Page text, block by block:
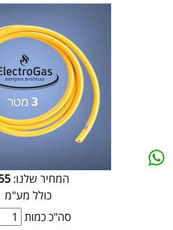
המחיר שלנו:
כולל מע"מ
סה"כ כמות